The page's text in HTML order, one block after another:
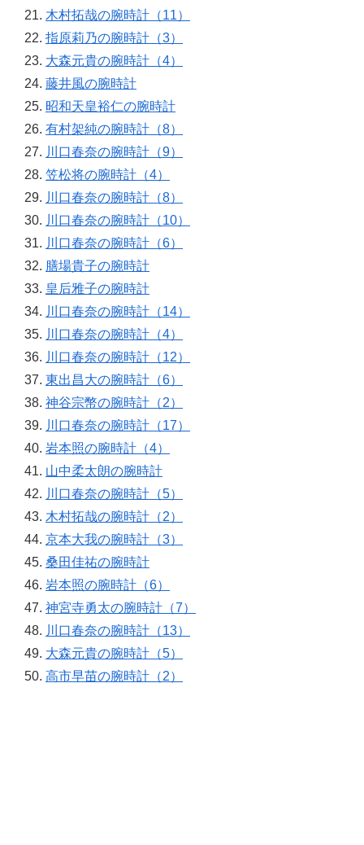
木村拓哉の腕時計（11）
指原莉乃の腕時計（3）
大森元貴の腕時計（4）
藤井風の腕時計
昭和天皇裕仁の腕時計
有村架純の腕時計（8）
川口春奈の腕時計（9）
笠松将の腕時計（4）
川口春奈の腕時計（8）
川口春奈の腕時計（10）
川口春奈の腕時計（6）
膳場貴子の腕時計
皇后雅子の腕時計
川口春奈の腕時計（14）
川口春奈の腕時計（4）
川口春奈の腕時計（12）
東出昌大の腕時計（6）
神谷宗幣の腕時計（2）
川口春奈の腕時計（17）
岩本照の腕時計（4）
山中柔太朗の腕時計
川口春奈の腕時計（5）
木村拓哉の腕時計（2）
京本大我の腕時計（3）
桑田佳祐の腕時計
岩本照の腕時計（6）
神宮寺勇太の腕時計（7）
川口春奈の腕時計（13）
大森元貴の腕時計（5）
高市早苗の腕時計（2）